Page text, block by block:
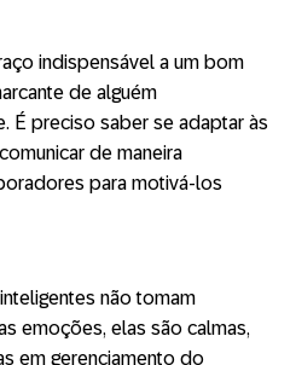
indispensável a um bom
de alguém
É preciso saber se adaptar às
de maneira
para motivá-los
não tomam
emoções, elas são calmas,
em gerenciamento do